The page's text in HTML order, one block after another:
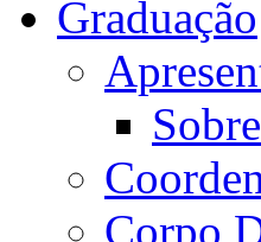
Graduação
Corpo